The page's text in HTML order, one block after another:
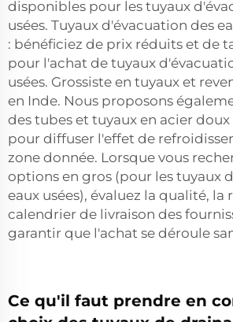
disponibles pour les tuyaux
usées. Tuyaux d'évacuation des
: bénéficiez de prix réduits et de
pour l'achat de tuyaux
usées. Grossiste en tuyaux et
en Inde. Nous proposons
des tubes et tuyaux en acier doux
pour diffuser l'effet de
zone donnée. Lorsque vous
options en gros (pour les tuyaux
eaux usées), évaluez la qualité,
calendrier de livraison des
garantir que l'achat se déroule
Ce qu'il faut prendre en